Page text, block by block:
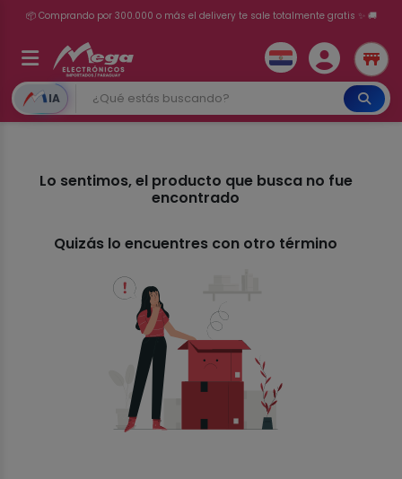
📦 Comprando por 300.000 o más el delivery te sale totalmente gratis ✨ 🚚
💳 ¡HASTA 24 CUOTAS SIN INTERÉS con tarjetas adheridas!
IA
Lo sentimos, el producto que busca no fue
encontrado
Quizás lo encuentres con otro término